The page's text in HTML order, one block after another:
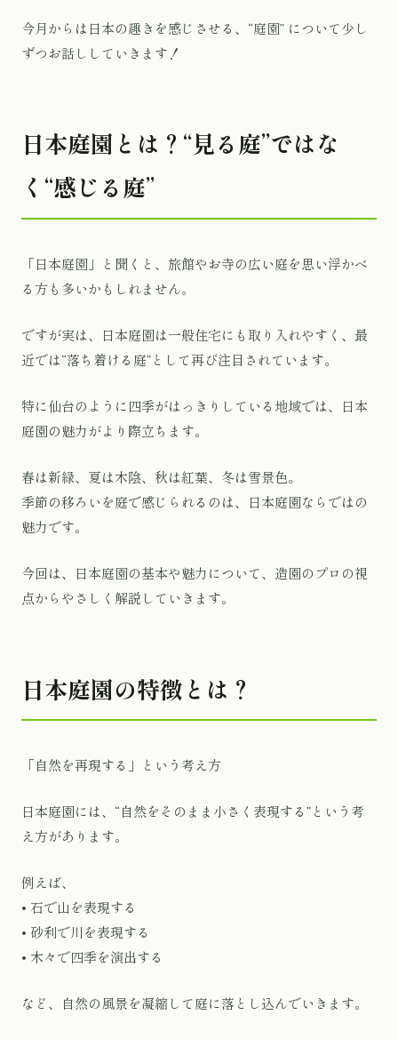
今月からは日本の趣きを感じさせる、“庭園” について少し
ずつお話ししていきます！
日本庭園とは？“見る庭”ではな
く“感じる庭”
「日本庭園」と聞くと、旅館やお寺の広い庭を思い浮かべ
る方も多いかもしれません。
ですが実は、日本庭園は一般住宅にも取り入れやすく、最
近では“落ち着ける庭”として再び注目されています。
特に仙台のように四季がはっきりしている地域では、日本
庭園の魅力がより際立ちます。
春は新緑、夏は木陰、秋は紅葉、冬は雪景色。
季節の移ろいを庭で感じられるのは、日本庭園ならではの
魅力です。
今回は、日本庭園の基本や魅力について、造園のプロの視
点からやさしく解説していきます。
日本庭園の特徴とは？
「自然を再現する」という考え方
日本庭園には、“自然をそのまま小さく表現する”という考
え方があります。
例えば、
• 石で山を表現する
• 砂利で川を表現する
• 木々で四季を演出する
など、自然の風景を凝縮して庭に落とし込んでいきます。